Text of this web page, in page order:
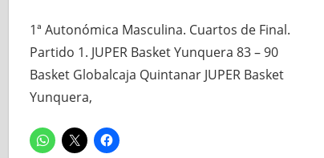
1ª Autonómica Masculina. Cuartos de Final.
Partido 1. JUPER Basket Yunquera 83 – 90
Basket Globalcaja Quintanar JUPER Basket
Yunquera,